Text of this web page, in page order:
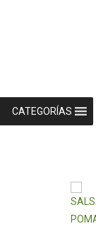
CATEGORÍAS